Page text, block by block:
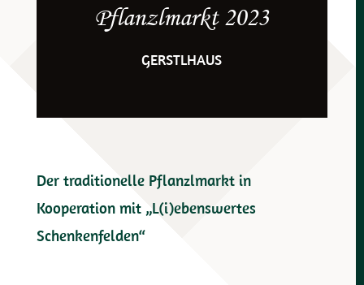
Pflanzlmarkt 2023
GERSTLHAUS
Der traditionelle Pflanzlmarkt in
Kooperation mit „L(i)ebenswertes
Schenkenfelden“